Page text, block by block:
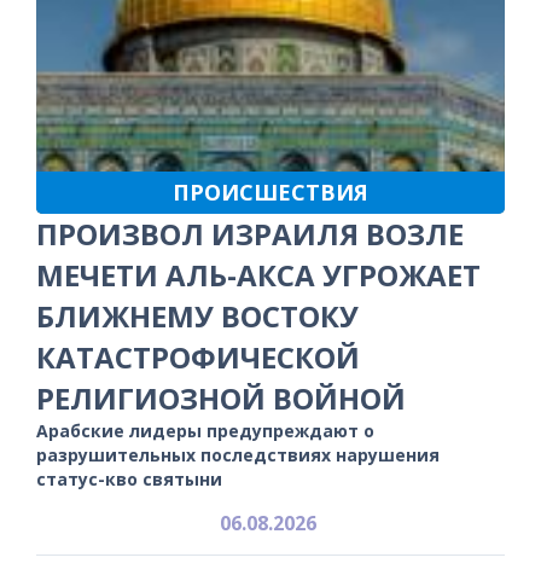
ПРОИСШЕСТВИЯ
ПРОИЗВОЛ ИЗРАИЛЯ ВОЗЛЕ
МЕЧЕТИ АЛЬ-АКСА УГРОЖАЕТ
БЛИЖНЕМУ ВОСТОКУ
КАТАСТРОФИЧЕСКОЙ
РЕЛИГИОЗНОЙ ВОЙНОЙ
Арабские лидеры предупреждают о
разрушительных последствиях нарушения
статус-кво святыни
06.08.2026